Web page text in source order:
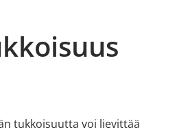
tukkoisuutta voi lievittää